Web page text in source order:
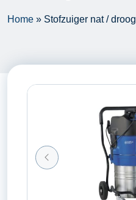
Home » Stofzuiger nat / droog